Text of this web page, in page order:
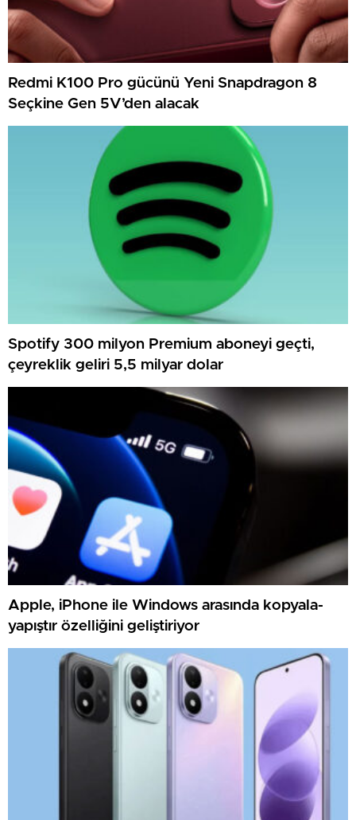
Redmi K100 Pro gücünü Yeni Snapdragon 8
Seçkine Gen 5V’den alacak
Spotify 300 milyon Premium aboneyi geçti,
çeyreklik geliri 5,5 milyar dolar
Apple, iPhone ile Windows arasında kopyala-
yapıştır özelliğini geliştiriyor